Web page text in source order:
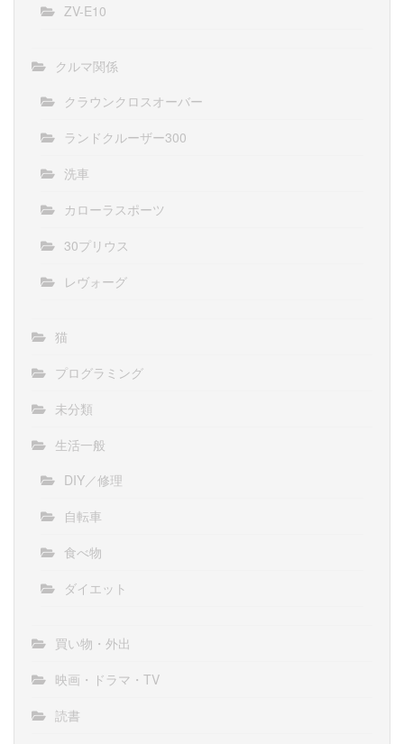
ZV-E10
クルマ関係
クラウンクロスオーバー
ランドクルーザー300
洗車
カローラスポーツ
30プリウス
レヴォーグ
猫
プログラミング
未分類
生活一般
DIY／修理
自転車
食べ物
ダイエット
買い物・外出
映画・ドラマ・TV
読書